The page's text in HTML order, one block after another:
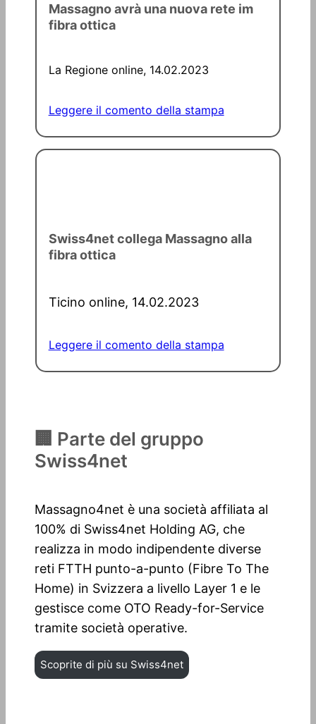
Massagno avrà una nuova rete im
fibra ottica
La Regione online, 14.02.2023
Leggere il comento della stampa
Swiss4net collega Massagno alla
fibra ottica
Ticino online, 14.02.2023
Leggere il comento della stampa
🏢 Parte del gruppo
Swiss4net
Massagno4net è una società affiliata al
100% di Swiss4net Holding AG, che
realizza in modo indipendente diverse
reti FTTH punto-a-punto (Fibre To The
Home) in Svizzera a livello Layer 1 e le
gestisce come OTO Ready-for-Service
tramite società operative.
Scoprite di più su Swiss4net